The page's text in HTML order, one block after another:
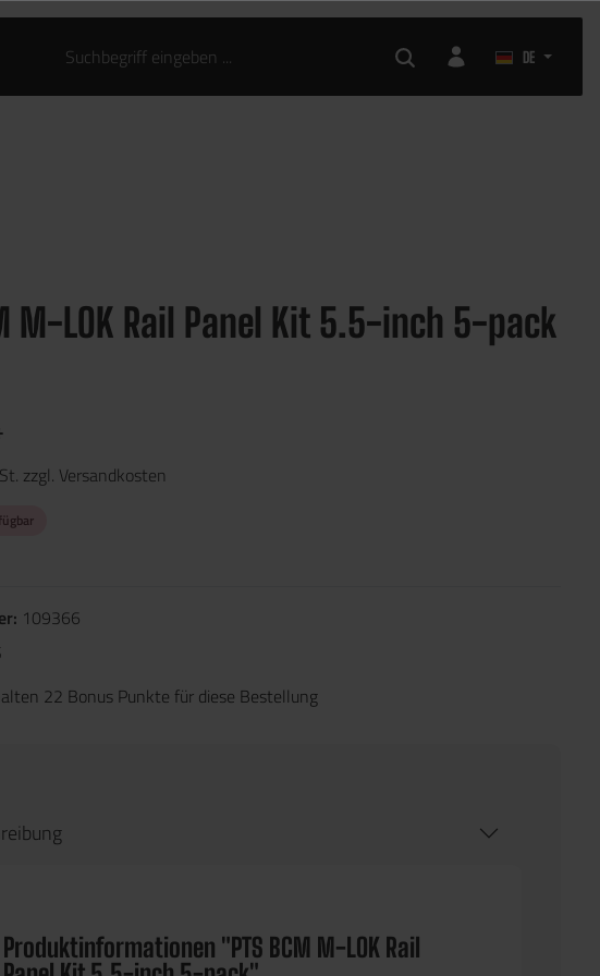
DE
M-LOK Rail Panel Kit 5.5-inch 5-pack
zzgl. Versandkosten
109366
22 Bonus Punkte für diese Bestellung
Produktinformationen "PTS BCM­ M-LOK Rail